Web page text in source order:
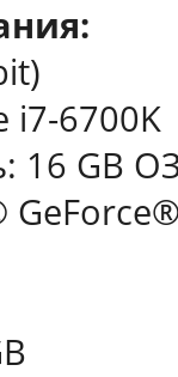
i7-
16 GB